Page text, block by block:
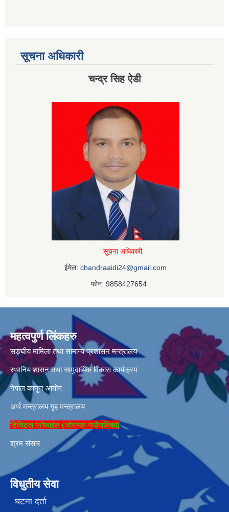
सूचना अधिकारी
चन्द्र सिह ऐडी
सूचना अधिकारी
ईमेल: chandraaidi24@gmail.com
फोन: 9858427654
महत्वपुर्ण लिंकहरु
सङ्घीय मामिला तथा सामान्य प्रशासन मन्त्रालय
स्थानिय शासन तथा सामुदायिक विकास कार्यक्रम
नेपाल कानुन आयोग
अर्थ मन्त्रालय गृह मन्त्रालय
डिजिटल प्रोफाईल (जोरायल गाउँपालिका)
श्रम संसार
विधुतीय सेवा
घटना दर्ता